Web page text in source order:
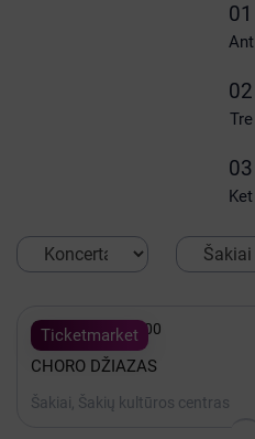
01
Ant
02
Tre
03
Ket
Ticketmarket
 Spalis 28 - 18:00
CHORO DŽIAZAS
Šakiai, Šakių kultūros centras